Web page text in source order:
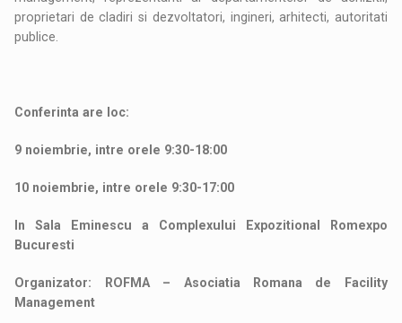
proprietari de cladiri si dezvoltatori, ingineri, arhitecti, autoritati
publice.
Conferinta are loc:
9 noiembrie, intre orele 9:30-18:00
10 noiembrie, intre orele 9:30-17:00
In Sala Eminescu a Complexului Expozitional Romexpo
Bucuresti
Organizator: ROFMA – Asociatia Romana de Facility
Management